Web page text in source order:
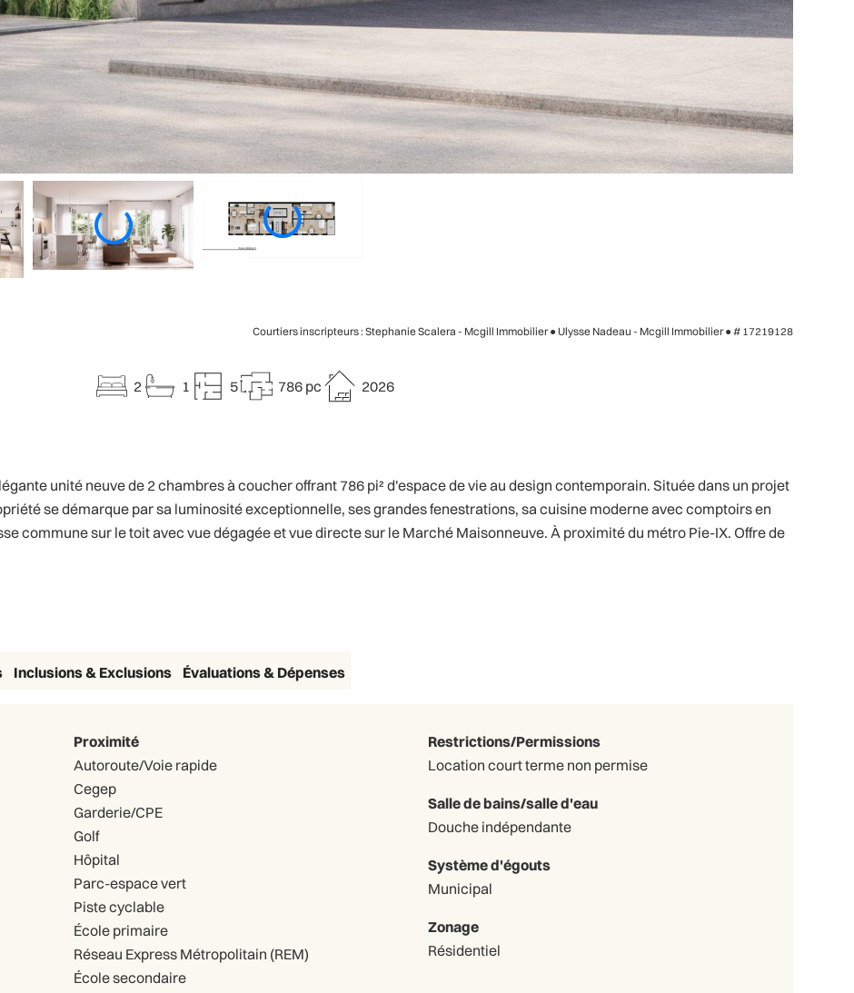
Courtiers inscripteurs : Stephanie Scalera - Mcgill Immobilier ● Ulysse Nadeau - Mcgill Immobilier ●# 17219128
2 1 5 786 pc 2026
unité neuve de 2 chambres à coucher offrant 786 pi² d'espace de vie au design contemporain. Située dans un projet
se démarque par sa luminosité exceptionnelle, ses grandes fenestrations, sa cuisine moderne avec comptoirs en
commune sur le toit avec vue dégagée et vue directe sur le Marché Maisonneuve. À proximité du métro Pie-IX. Offre de
Inclusions & Exclusions Évaluations & Dépenses
Proximité
Autoroute/Voie rapide
Cegep
Garderie/CPE
Golf
Hôpital
Parc-espace vert
Piste cyclable
École primaire
Réseau Express Métropolitain (REM)
École secondaire
Restrictions/Permissions
Location court terme non permise
Salle de bains/salle d'eau
Douche indépendante
Système d'égouts
Municipal
Zonage
Résidentiel